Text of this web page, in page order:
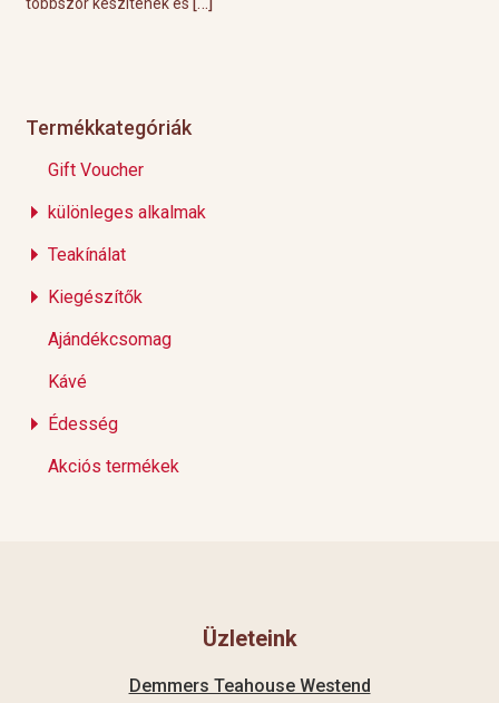
Termékkategóriák
Gift Voucher
különleges alkalmak
Teakínálat
Kiegészítők
Ajándékcsomag
Kávé
Édesség
Akciós termékek
Üzleteink
Demmers Teahouse Westend